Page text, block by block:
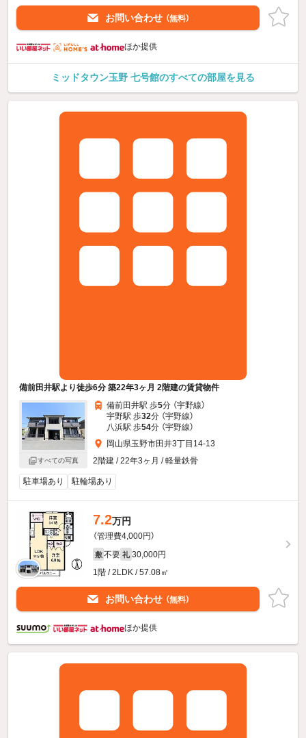
お問い合わせ （無料）
ほか提供
ミッドタウン玉野 七号館のすべての部屋を見る
備前田井駅より徒歩6分 築22年3ヶ月 2階建の賃貸物件
すべての写真
備前田井駅 歩5分 （宇野線）
宇野駅 歩32分 （宇野線）
八浜駅 歩54分 （宇野線）
岡山県玉野市田井3丁目14-13
2階建 / 22年3ヶ月 / 軽量鉄骨
駐車場あり 駐輪場あり
7.2万円
（管理費4,000円）
敷 不要 礼 30,000円
1階 / 2LDK / 57.08㎡
お問い合わせ （無料）
ほか提供